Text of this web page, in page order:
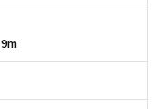
幅9m